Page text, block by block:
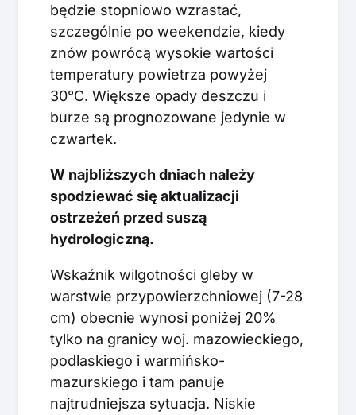
będzie stopniowo wzrastać,
szczególnie po weekendzie, kiedy
znów powrócą wysokie wartości
temperatury powietrza powyżej
30°C. Większe opady deszczu i
burze są prognozowane jedynie w
czwartek.
W najbliższych dniach należy
spodziewać się aktualizacji
ostrzeżeń przed suszą
hydrologiczną.
Wskaźnik wilgotności gleby w
warstwie przypowierzchniowej (7-28
cm) obecnie wynosi poniżej 20%
tylko na granicy woj. mazowieckiego,
podlaskiego i warmińsko-
mazurskiego i tam panuje
najtrudniejsza sytuacja. Niskie